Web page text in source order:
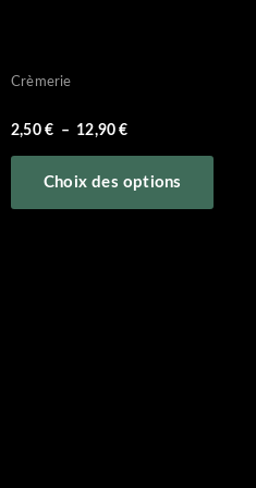
Crèmerie
2,50 € – 12,90€
Choix des options